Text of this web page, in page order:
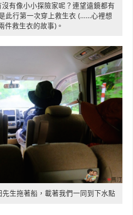
有像小小探險家呢？連望遠鏡都有
此行第一次穿上救生衣 (……心裡想
件救生衣的故事)。
生拖著船，載著我們一同到下水點